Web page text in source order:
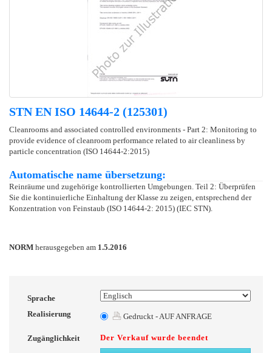
STN EN ISO 14644-2 (125301)
Cleanrooms and associated controlled environments - Part 2: Monitoring to
provide evidence of cleanroom performance related to air cleanliness by
particle concentration (ISO 14644-2:2015)
Automatische name übersetzung:
Reinräume und zugehörige kontrollierten Umgebungen. Teil 2: Überprüfen
Sie die kontinuierliche Einhaltung der Klasse zu zeigen, entsprechend der
Konzentration von Feinstaub (ISO 14644-2: 2015) (IEC STN).
NORM herausgegeben am 1.5.2016
Sprache
Realisierung
Gedruckt - AUF ANFRAGE
Zugänglichkeit Der Verkauf wurde beendet